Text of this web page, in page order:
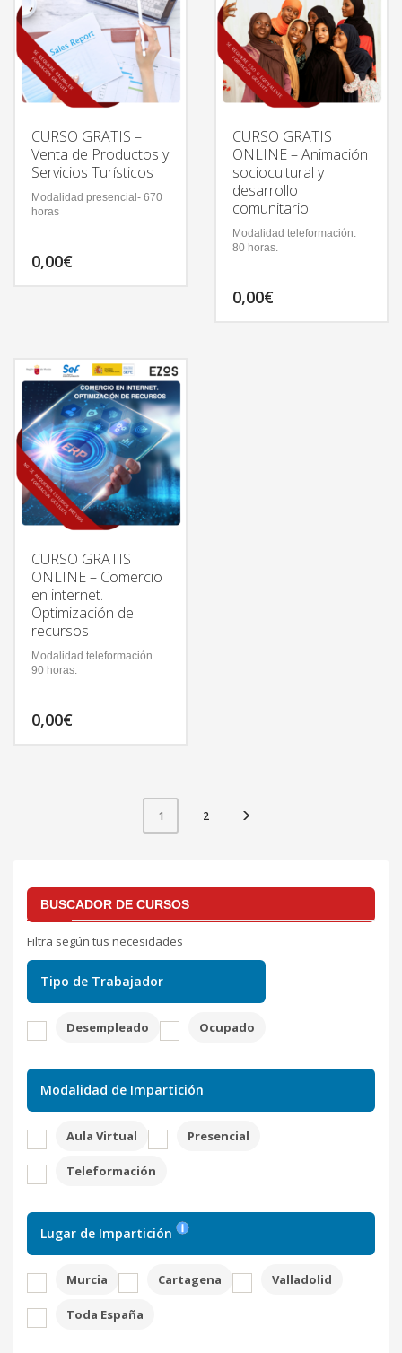
CURSO GRATIS –
Venta de Productos y
Servicios Turísticos
Modalidad presencial- 670
horas
0,00€
CURSO GRATIS
ONLINE – Animación
sociocultural y
desarrollo
comunitario.
Modalidad teleformación.
80 horas.
0,00€
CURSO GRATIS
ONLINE – Comercio
en internet.
Optimización de
recursos
Modalidad teleformación.
90 horas.
0,00€
1 2
BUSCADOR DE CURSOS
Filtra según tus necesidades
Tipo de Trabajador
Desempleado Ocupado
Modalidad de Impartición
Aula Virtual Presencial
Teleformación
Lugar de Impartición
Murcia Cartagena Valladolid
Toda España